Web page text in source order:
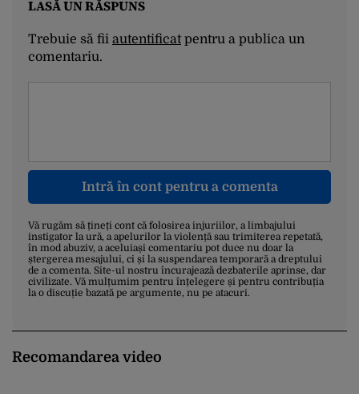
LASĂ UN RĂSPUNS
Trebuie să fii autentificatpentru a publica un
comentariu.
Intră în cont pentru a comenta
Vă rugăm să țineți cont că folosirea injuriilor, a limbajului
instigator la ură, a apelurilor la violență sau trimiterea repetată,
în mod abuziv, a aceluiași comentariu pot duce nu doar la
ștergerea mesajului, ci și la suspendarea temporară a dreptului
de a comenta. Site-ul nostru încurajează dezbaterile aprinse, dar
civilizate. Vă mulțumim pentru înțelegere și pentru contribuția
la o discuție bazată pe argumente, nu pe atacuri.
Recomandarea video